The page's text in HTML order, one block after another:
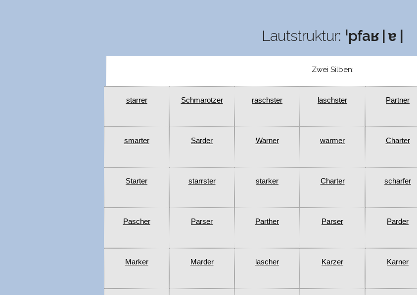
Lautstruktur: ˈpfaʁ | ɐ |
Zwei Silben:
starrer Schmarotzer raschster laschster Partner
smarter Sarder Warner warmer Charter
Starter starrster starker Charter scharfer
Pascher Parser Parther Parser Parder
Marker Marder lascher Karzer Karner